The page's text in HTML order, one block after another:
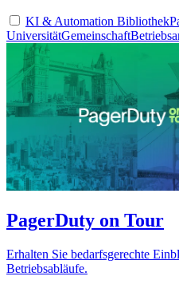
KI & Automation Bibliothek
UniversitätGemeinschaft
PagerDuty on Tour
Erhalten Sie bedarfsgerechte
Betriebsabläufe.